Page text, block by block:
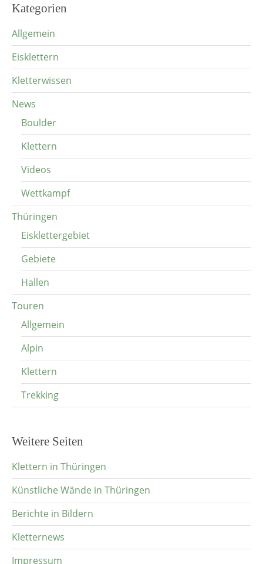
Kategorien
Allgemein
Eisklettern
Kletterwissen
News
Boulder
Klettern
Videos
Wettkampf
Thüringen
Eisklettergebiet
Gebiete
Hallen
Touren
Allgemein
Alpin
Klettern
Trekking
Weitere Seiten
Klettern in Thüringen
Künstliche Wände in Thüringen
Berichte in Bildern
Kletternews
Impressum